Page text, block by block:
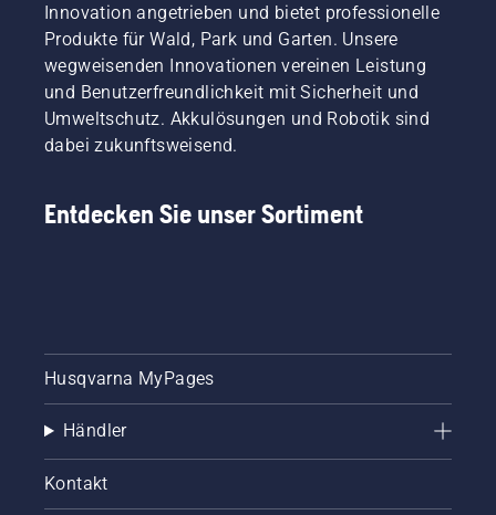
Innovation angetrieben und bietet professionelle
Produkte für Wald, Park und Garten. Unsere
wegweisenden Innovationen vereinen Leistung
und Benutzerfreundlichkeit mit Sicherheit und
Umweltschutz. Akkulösungen und Robotik sind
dabei zukunftsweisend.
Entdecken Sie unser Sortiment
Husqvarna MyPages
Händler
Kontakt